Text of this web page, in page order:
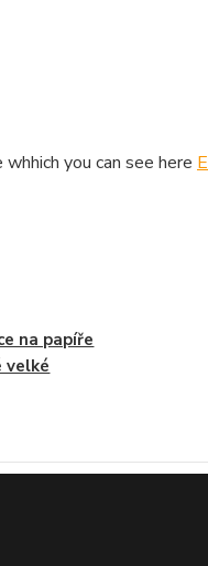
you can see here
na papíře
velké